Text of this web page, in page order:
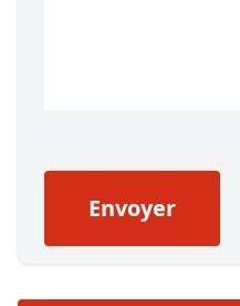
Envoyer